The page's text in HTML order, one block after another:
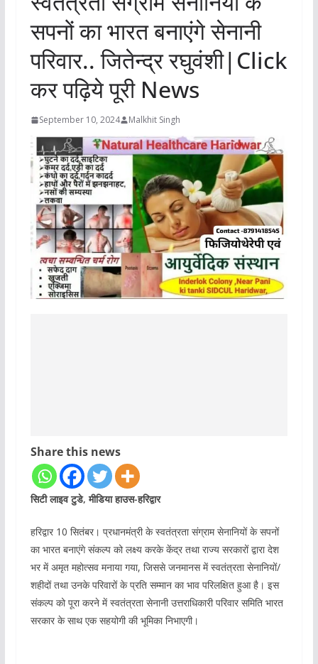
सपनों का भारत बनाएंगे सेनानी
परिवार.. जितेन्द्र रघुवंशी|Click
कर पढ़िये पूरी News
September 10, 2024 Malkhit Singh
Share this news
सिटी लाइव टुडे, मीडिया हाउस-हरिद्वार
हरिद्वार 10 सितंबर। प्रधानमंत्री के स्वतंत्रता संग्राम सेनानियों के सपनों
का भारत बनाएंगे संकल्प को लक्ष्य करके केंद्र तथा राज्य सरकारों द्वारा देश
भर में अमृत महोत्सव मनाया गया, जिससे जनमानस में स्वतंत्रता सेनानियों/
शहीदों तथा उनके परिवारों के प्रति सम्मान का भाव परिलक्षित हुआ है। इस
संकल्प को पूरा करने में स्वतंत्रता सेनानी उत्तराधिकारी परिवार समिति भारत
सरकार के साथ एक सहयोगी की भूमिका निभाएगी।